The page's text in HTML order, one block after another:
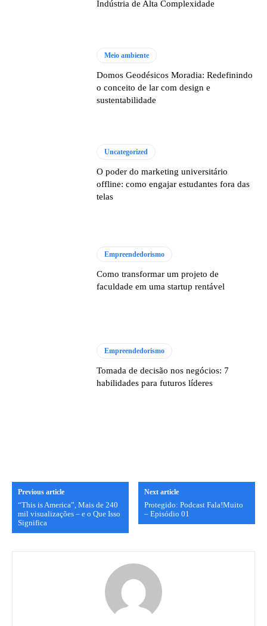
Indústria de Alta Complexidade
Meio ambiente
Domos Geodésicos Moradia: Redefinindo
o conceito de lar com design e
sustentabilidade
Uncategorized
O poder do marketing universitário
offline: como engajar estudantes fora das
telas
Empreendedorismo
Como transformar um projeto de
faculdade em uma startup rentável
Empreendedorismo
Tomada de decisão nos negócios: 7
habilidades para futuros líderes
Previous article
“This is America”, Mais de 240
mil visualizações – e o Que Isso
Significa
Next article
Protegido: Podcast Fala!Muito
– Episódio 01